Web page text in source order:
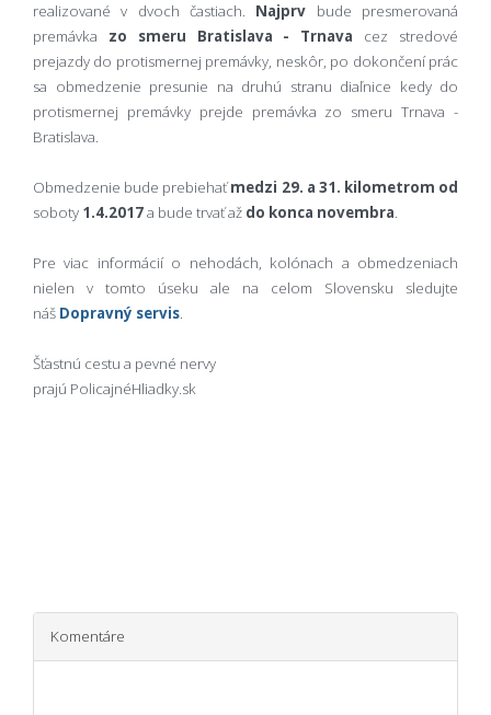
realizované v dvoch častiach. Najprv bude presmerovaná
premávka zo smeru Bratislava - Trnava cez stredové
prejazdy do protismernej premávky, neskôr, po dokončení prác
sa obmedzenie presunie na druhú stranu diaľnice kedy do
protismernej premávky prejde premávka zo smeru Trnava -
Bratislava.
Obmedzenie bude prebiehaťmedzi 29. a 31. kilometrom od
soboty 1.4.2017a bude trvať až do konca novembra.
Pre viac informácií o nehodách, kolónach a obmedzeniach
nielen v tomto úseku ale na celom Slovensku sledujte
náš Dopravný servis.
Šťastnú cestu a pevné nervy
prajú PolicajnéHliadky.sk
Komentáre